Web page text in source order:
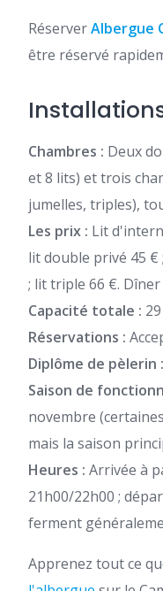
RéserverAlbergue
être réservé
Chambres : Deux
et 8 lits) et trois
jumelles, triples),
Les prix : Lit
lit double privé 45
; lit triple 66 €.
Capacité totale :
Réservations :
Diplôme de pèlerin :
Saison de
novembre
mais la saison
Heures : Arrivée à
21h00/22h00 ;
ferment
Apprenez tout ce